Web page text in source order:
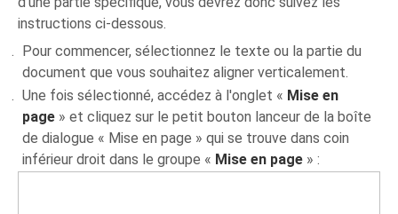
instructions ci-dessous.
Pour commencer, sélectionnez le texte ou la partie du
document que vous souhaitez aligner verticalement.
Une fois sélectionné, accédez à l'onglet « Mise en
page » et cliquez sur le petit bouton lanceur de la boîte
de dialogue « Mise en page » qui se trouve dans coin
inférieur droit dans le groupe « Mise en page » :